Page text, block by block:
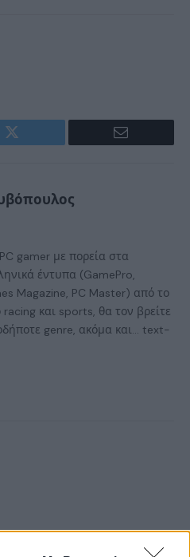
Twitter Email
gamer με πορεία στα
έντυπα (GamePro,
Magazine, PC Master) από το
και sports, θα τον βρείτε
genre, ακόμα και... text-